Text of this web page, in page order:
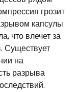
грозит
капсулы
что влечет за
Существует
на
разрыва